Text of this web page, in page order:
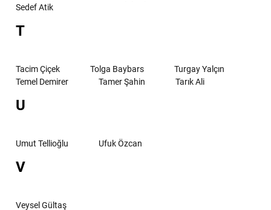
Sedef Atik
T
Tacim Çiçek Tolga Baybars
Turgay Yalçın
Temel Demirer
Tamer Şahin Tarık Ali
U
Umut Tellioğlu Ufuk Özcan
V
Veysel Gültaş